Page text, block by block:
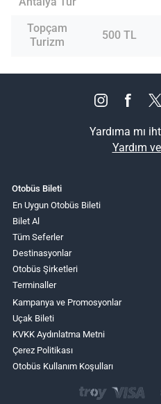
Topçam
Turizm
500 TL
Yardıma mı
Yardım
Otobüs Bileti
En Uygun Otobüs Bileti
Bilet Al
Tüm Seferler
Destinasyonlar
Otobüs Şirketleri
Terminaller
Kampanya ve Promosyonlar
Uçak Bileti
KVKK Aydınlatma Metni
Çerez Politikası
Otobüs Kullanım Koşulları